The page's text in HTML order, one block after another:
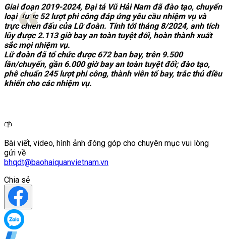
Giai đoạn 2019-2024, Đại tá Vũ Hải Nam đã đào tạo, chuyển
loại được 52 lượt phi công đáp ứng yêu cầu nhiệm vụ và
trực chiến đấu của Lữ đoàn. Tính tới tháng 8/2024, anh tích
lũy được 2.113 giờ bay an toàn tuyệt đối, hoàn thành xuất
sắc mọi nhiệm vụ.
Lữ đoàn đã tổ chức được 672 ban bay, trên 9.500
lần/chuyến, gần 6.000 giờ bay an toàn tuyệt đối; đào tạo,
phê chuẩn 245 lượt phi công, thành viên tổ bay, trắc thủ điều
khiển cho các nhiệm vụ.
Bài viết, video, hình ảnh đóng góp cho chuyên mục vui lòng
gửi về
bhqdt@baohaiquanvietnam.vn
Chia sẻ